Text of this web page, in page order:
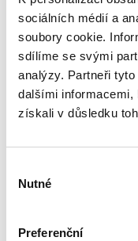
sociálních médií a
soubory cookie.
sdílíme se svými
analýzy. Partneři
dalšími informacemi,
získali v důsledku
souhlasu
Nutné
Preferenční
Monografie
problematiku
její zásadní
praxi,
zcela